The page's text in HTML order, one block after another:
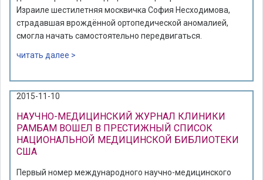
Израиле шестилетняя москвичка София Несходимова,
страдавшая врождённой ортопедической аномалией,
смогла начать самостоятельно передвигаться.
читать далее >
2015-11-10
НАУЧНО-МЕДИЦИНСКИЙ ЖУРНАЛ КЛИНИКИ
РАМБАМ ВОШЕЛ В ПРЕСТИЖНЫЙ СПИСОК
НАЦИОНАЛЬНОЙ МЕДИЦИНСКОЙ БИБЛИОТЕКИ
США
Первый номер международного научно-медицинского